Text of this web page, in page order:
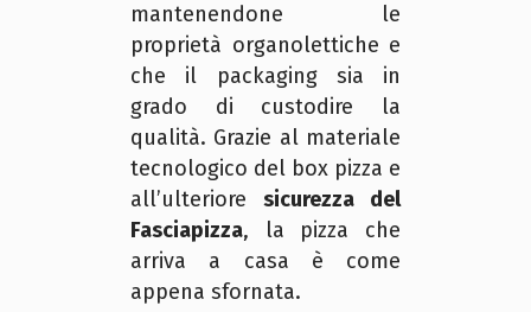
mantenendone le
proprietà organolettiche e
che il packaging sia in
grado di custodire la
qualità. Grazie al materiale
tecnologico del box pizza e
all’ulteriore sicurezza del
Fasciapizza, la pizza che
arriva a casa è come
appena sfornata.